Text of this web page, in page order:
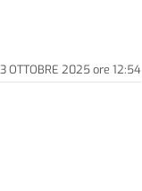
3 OTTOBRE 2025ore 12:54